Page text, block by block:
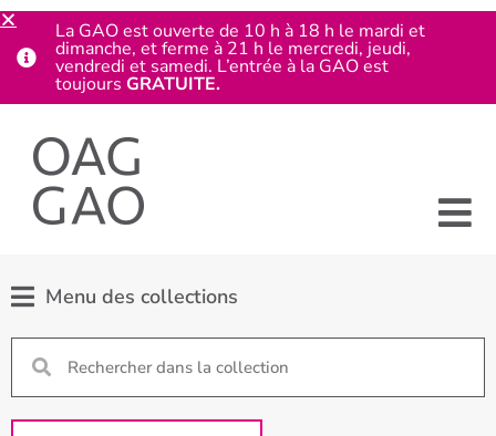
Menu des collections
La GAO est ouverte de 10 h à 18 h le mardi et
dimanche, et ferme à 21 h le mercredi, jeudi,
vendredi et samedi. L’entrée à la GAO est
toujours GRATUITE.